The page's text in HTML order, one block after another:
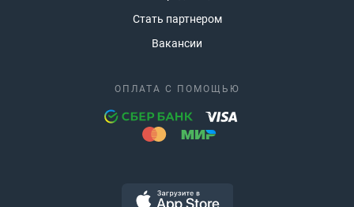
Стать партнером
Вакансии
ОПЛАТА С ПОМОЩЬЮ